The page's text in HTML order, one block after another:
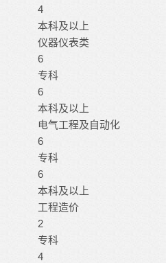
4
本科及以上
仪器仪表类
6
专科
6
本科及以上
电气工程及自动化
6
专科
6
本科及以上
工程造价
2
专科
4